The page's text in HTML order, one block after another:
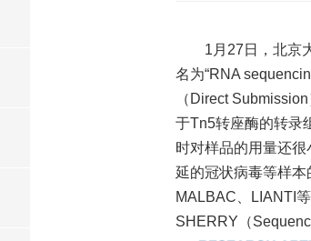
1月27日，北京大
名为“RNA
（Direct
于Tn5转座酶的转录
时对样品的用量还
延的冠状病毒等样
MALBAC、LIANTI
SHERRY（